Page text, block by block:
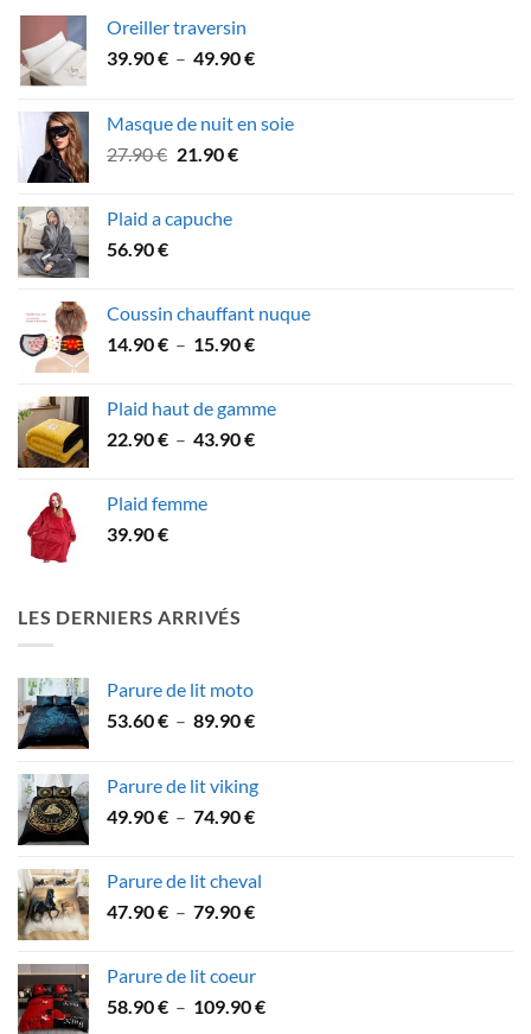
Oreiller traversin
39.90€ – 49.90€Plage
39.90 €
Masque de nuit en soie
27.90€ Le
était :
21.90€Le
Plaid a capuche
56.90€
Coussin chauffant nuque
14.90€ – 15.90€Plage
14.90 €
à
Plaid haut de gamme
22.90€ – 43.90€Plage
Plaid femme
39.90€
LES DERNIERS ARRIVÉS
Parure de lit moto
53.60€ – 89.90€Plage
53.60 €
à
Parure de lit viking
49.90€ – 74.90€Plage
49.90 €
à
Parure de lit cheval
47.90€ – 79.90€Plage
à
Parure de lit coeur
58.90€ – 109.90€Plage